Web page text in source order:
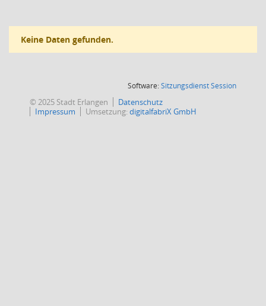
Keine Daten gefunden.
Software:SitzungsdienstSession(Wird in
© 2025 Stadt Erlangen
Datenschutz
Impressum
Umsetzung:digitalfabriX GmbH